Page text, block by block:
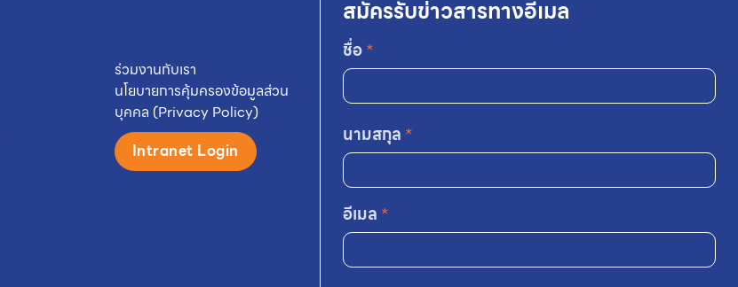
ร่วมงานกับเรา
นโยบายการคุ้มครองข้อมูลส่วน
บุคคล (Privacy Policy)
Intranet Login
สมัครรับข่าวสารทางอีเมล
ชื่อ*
นามสกุล *
อีเมล *